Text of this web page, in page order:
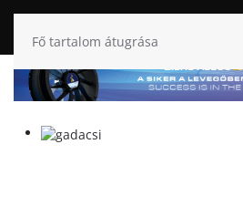
Fő tartalom átugrása